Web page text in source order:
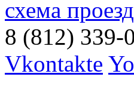
схема
8 (812) 339-
Vkontakte